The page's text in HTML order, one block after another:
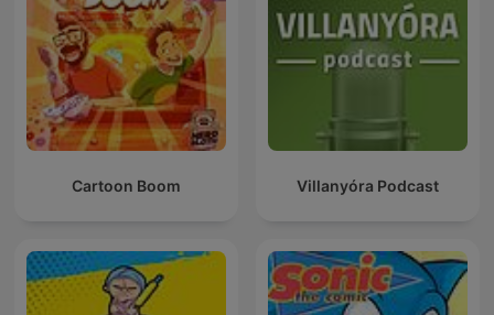
Cartoon Boom Villanyóra Podcast